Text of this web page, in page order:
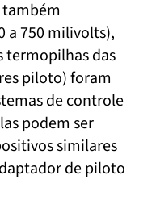
a 750 milivolts),
termopilhas das
piloto) foram
de controle
podem ser
similares
de piloto